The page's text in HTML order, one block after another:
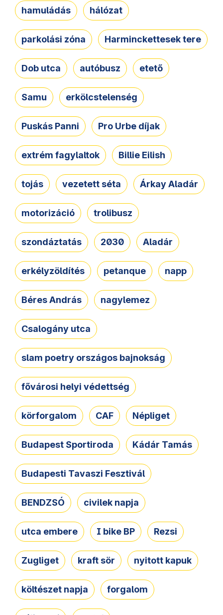
hamuládás hálózat
parkolási zóna Harminckettesek tere
Dob utca autóbusz etető
Samu erkölcstelenség
Puskás Panni Pro Urbe díjak
extrém fagylaltok Billie Eilish
tojás vezetett séta Árkay Aladár
motorizáció trolibusz
szondáztatás 2030 Aladár
erkélyzöldítés petanque napp
Béres András nagylemez
Csalogány utca
slam poetry országos bajnokság
fővárosi helyi védettség
körforgalom CAF Népliget
Budapest Sportiroda Kádár Tamás
Budapesti Tavaszi Fesztivál
BENDZSÓ civilek napja
utca embere I bike BP Rezsi
Zugliget kraft sör nyitott kapuk
költészet napja forgalom